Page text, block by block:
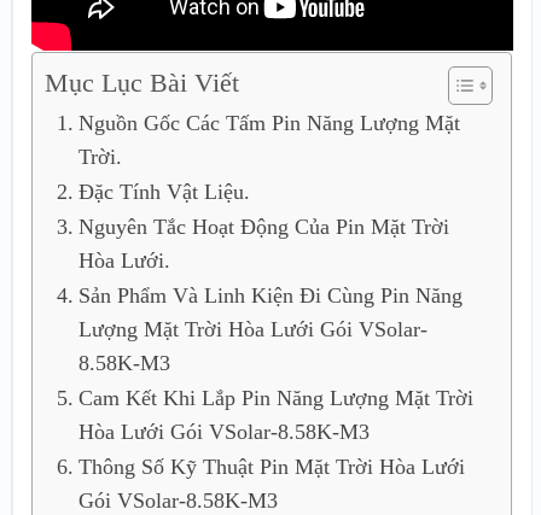
Mục Lục Bài Viết
Nguồn Gốc Các Tấm Pin Năng Lượng Mặt
Trời.
Đặc Tính Vật Liệu.
Nguyên Tắc Hoạt Động Của Pin Mặt Trời
Hòa Lưới.
Sản Phẩm Và Linh Kiện Đi Cùng Pin Năng
Lượng Mặt Trời Hòa Lưới Gói VSolar-
8.58K-M3
Cam Kết Khi Lắp Pin Năng Lượng Mặt Trời
Hòa Lưới Gói VSolar-8.58K-M3
Thông Số Kỹ Thuật Pin Mặt Trời Hòa Lưới
Gói VSolar-8.58K-M3